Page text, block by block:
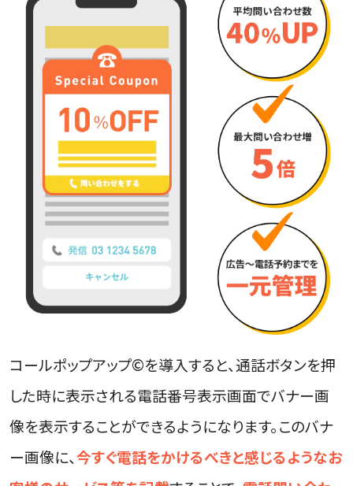
コールポップアップ©を導入すると、通話ボタンを押
した時に表示される電話番号表示画面でバナー画
像を表示することができるようになります。このバナ
ー画像に、今すぐ電話をかけるべきと感じるようなお